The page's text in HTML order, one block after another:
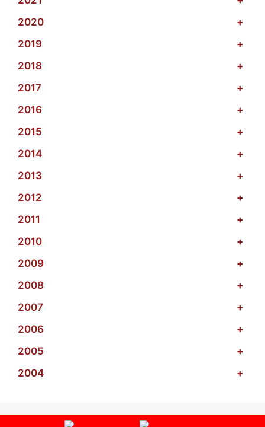
2020
+
2019
+
2018
+
2017
+
2016
+
2015
+
2014
+
2013
+
2012
+
2011
+
2010
+
2009
+
2008
+
2007
+
2006
+
2005
+
2004
+